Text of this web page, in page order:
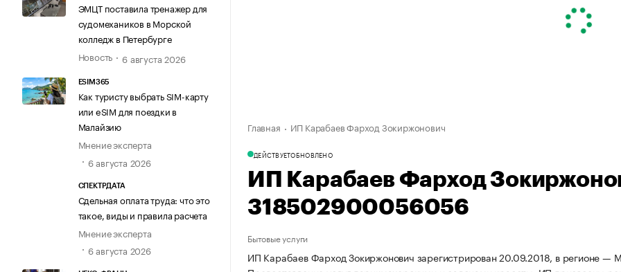
ЭМЦТ поставила тренажер для
судомехаников в Морской
колледж в Петербурге
Новость
6 августа 2026
ESIM365
Как туристу выбрать SIM-карту
или eSIM для поездки в
Малайзию
Мнение эксперта
6 августа 2026
СПЕКТРДАТА
Сдельная оплата труда: что это
такое, виды и правила расчета
Мнение эксперта
6 августа 2026
Главная ИП Карабаев Фарход Зокиржонович
ДЕЙСТВУЕТОБНОВЛЕНО
ИП Карабаев Фарход
318502900056056
Бытовые услуги
ИП Карабаев Фарход Зокиржонович зарегистрирован 20.09.2018, в регионе —